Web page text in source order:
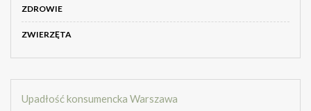
ZDROWIE
ZWIERZĘTA
Upadłość konsumencka Warszawa